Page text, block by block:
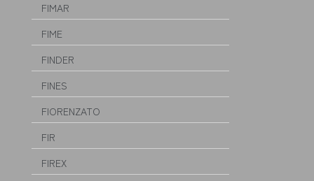
FIMAR
FIME
FINDER
FINES
FIORENZATO
FIR
FIREX